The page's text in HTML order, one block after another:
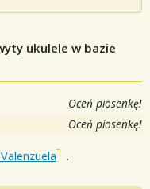
ukulele w bazie
Oceń piosenkę!
Oceń piosenkę!
.